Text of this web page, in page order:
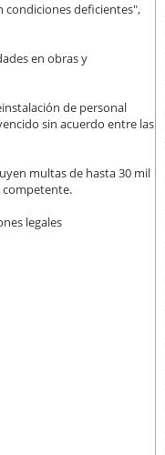
condiciones deficientes",
en obras y
de personal
sin acuerdo entre las
multas de hasta 30 mil
competente.
legales